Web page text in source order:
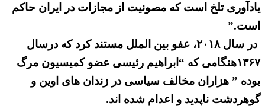
یادآوری تلخ است که مصونیت از مجازات در ایران حاکم
است.”
در سال ۲۰۱۸، عفو بین الملل مستند کرد که درسال
۱۳۶۷هنگامی که “ابراهیم رئیسی عضو کمیسیون مرگ
بوده ” هزاران مخالف سیاسی در زندان های اوین و
گوهردشت ناپدید و اعدام شده اند.